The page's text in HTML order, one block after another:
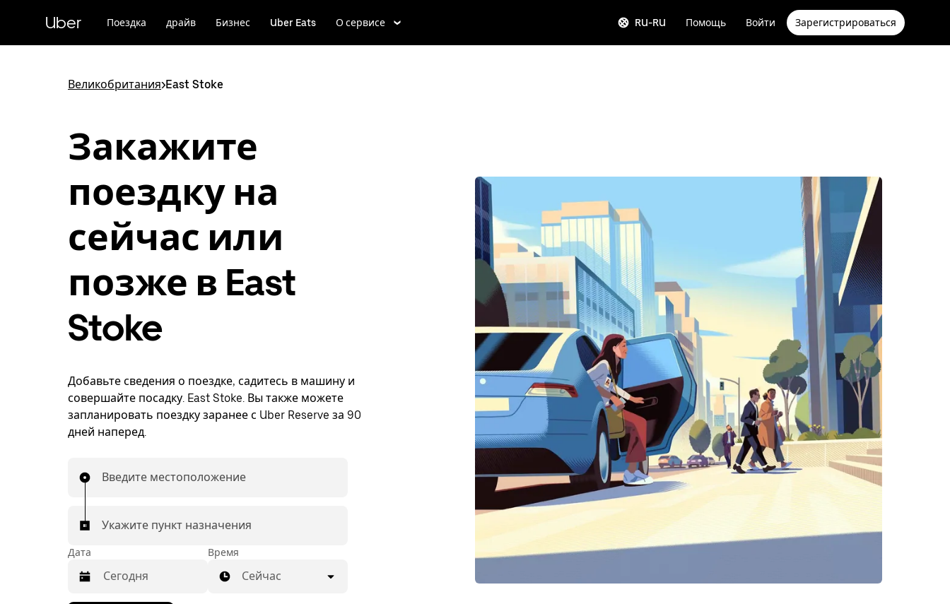
к
Uber Поездка драйв Бизнес Uber Eats О сервисе RU-RU Помощь Войти Зарегистрироваться
Великобритания>East Stoke
Закажите
поездку на
сейчас или
позже в East
Stoke
Добавьте сведения о поездке, садитесь в машину и
совершайте посадку. East Stoke. Вы также можете
запланировать поездку заранее с Uber Reserve за 90
дней наперед.
Введите местоположение
Укажите пункт назначения
Дата Время
Сейчас